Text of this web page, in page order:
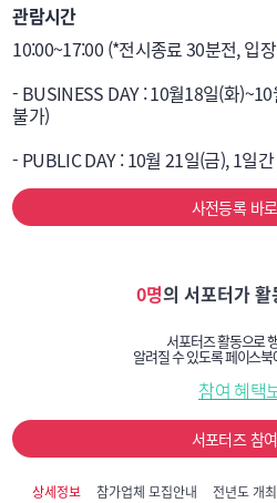
관람시간
10:00~17:00 (*전시종료 30분전, 입
- BUSINESS DAY : 10월18일(화
불가)
- PUBLIC DAY : 10월 21일(금), 1일
사전등록 바
0명의 서포터가
서포터즈 활동으로
알려질 수 있도록 페이스
참여 혜택
서포터즈 참
상세정보 참가업체 모집안내 전년도 개